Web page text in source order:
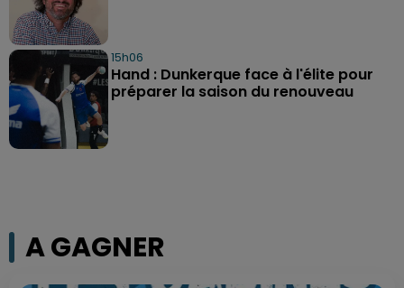
15h06
Hand : Dunkerque face à l'élite pour
préparer la saison du renouveau
A GAGNER